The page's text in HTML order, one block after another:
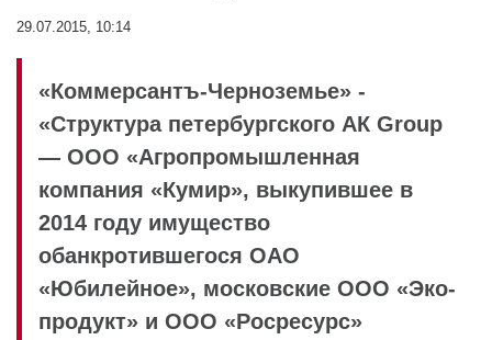
29.07.2015, 10:14
«Коммерсантъ-Черноземье» -
«Структура петербургского AК Group
— ООО «Агропромышленная
компания «Кумир», выкупившее в
2014 году имущество
обанкротившегося ОАО
«Юбилейное», московские ООО «Эко-
продукт» и ООО «Росресурс»